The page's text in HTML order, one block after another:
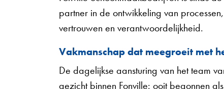
partner in de ontwikkeling van
vertrouwen en verantwoordelijkheid.
Vakmanschap dat meegroeit met
De dagelijkse aansturing van het team
gezicht binnen Fonville: ooit begonnen